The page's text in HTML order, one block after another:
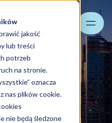
jakość
lub treści
potrzeb
na stronie.
oznacza
nas plików cookie.
nie będą śledzone
branży